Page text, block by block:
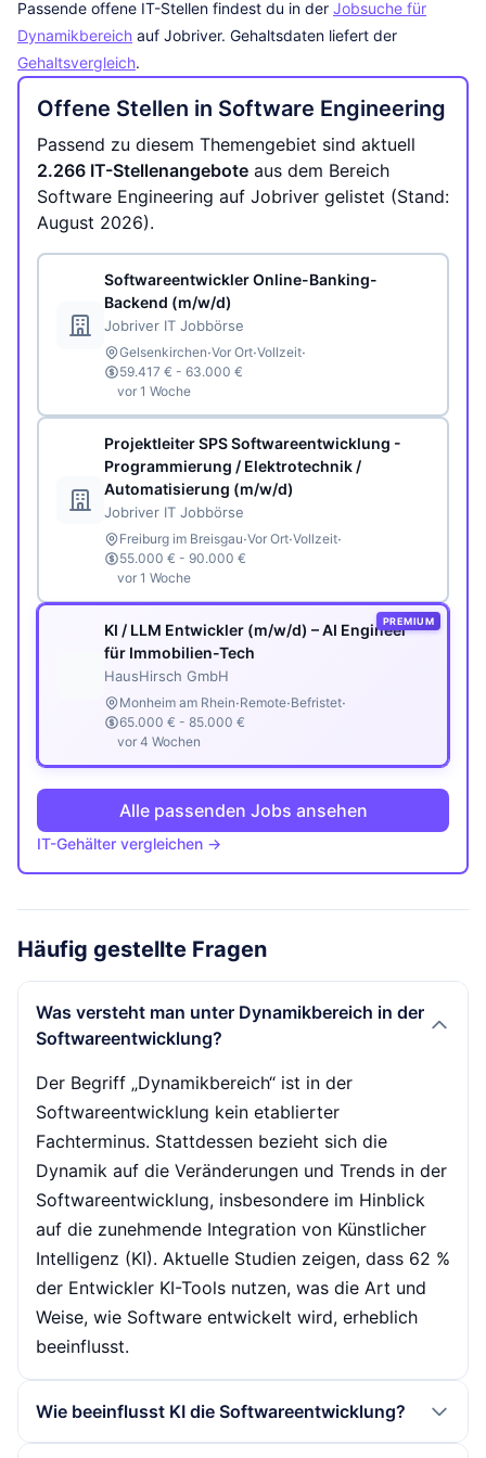
Passende offene IT-Stellen findest du in der Jobsuche für
Dynamikbereich auf Jobriver. Gehaltsdaten liefert der
Gehaltsvergleich.
Offene Stellen in Software Engineering
Passend zu diesem Themengebiet sind aktuell
2.266 IT-Stellenangebote aus dem Bereich
Software Engineering auf Jobriver gelistet (Stand:
August 2026).
Softwareentwickler Online-Banking-
Backend (m/w/d)
Jobriver IT Jobbörse
Gelsenkirchen·Vor Ort·Vollzeit·
59.417 € - 63.000 €
vor 1 Woche
Projektleiter SPS Softwareentwicklung -
Programmierung / Elektrotechnik /
Automatisierung (m/w/d)
Jobriver IT Jobbörse
Freiburg im Breisgau·Vor Ort·Vollzeit·
55.000 € - 90.000 €
vor 1 Woche
KI / LLM Entwickler (m/w/d) – AI Engineer
für Immobilien-Tech
HausHirsch GmbH
Monheim am Rhein·Remote·Befristet·
65.000 € - 85.000 €
vor 4 Wochen
PREMIUM
Alle passenden Jobs ansehen
IT-Gehälter vergleichen →
Häufig gestellte Fragen
Was versteht man unter Dynamikbereich in der
Softwareentwicklung?
Der Begriff „Dynamikbereich“ ist in der
Softwareentwicklung kein etablierter
Fachterminus. Stattdessen bezieht sich die
Dynamik auf die Veränderungen und Trends in der
Softwareentwicklung, insbesondere im Hinblick
auf die zunehmende Integration von Künstlicher
Intelligenz (KI). Aktuelle Studien zeigen, dass 62 %
der Entwickler KI-Tools nutzen, was die Art und
Weise, wie Software entwickelt wird, erheblich
beeinflusst.
Wie beeinflusst KI die Softwareentwicklung?